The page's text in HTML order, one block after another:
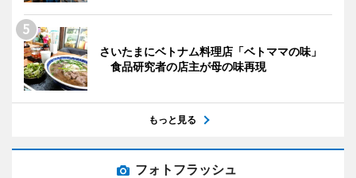
さいたまにベトナム料理店「ベトママの味」
食品研究者の店主が母の味再現
もっと見る
フォトフラッシュ